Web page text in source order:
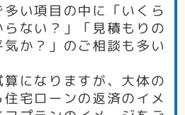
い項目の中に「いくら
ない？」「見積もりの
か？」のご相談も多い
になりますが、大体の
宅ローンの返済のイメ